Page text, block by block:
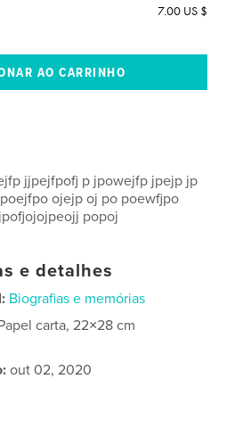
7.00 US $
jjpejfpofj p jpowejfp jpejp jp
ojejp oj po poewfjpo
popoj
e detalhes
Biografias e memórias
carta, 22×28 cm
out 02, 2020